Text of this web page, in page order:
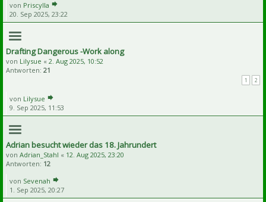
von Priscylla
20. Sep 2025, 23:22
Drafting Dangerous -Work along
von Lilysue « 2. Aug 2025, 10:52
Antworten: 21
1 2
von Lilysue
9. Sep 2025, 11:53
Adrian besucht wieder das 18. Jahrundert
von Adrian_Stahl « 12. Aug 2025, 23:20
Antworten: 12
von Sevenah
1. Sep 2025, 20:27